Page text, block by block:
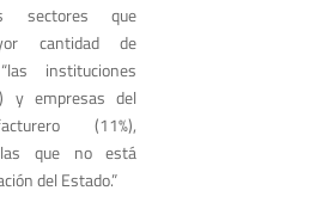
sectores que
cantidad de
instituciones
y empresas del
(11%),
que no está
del Estado.”